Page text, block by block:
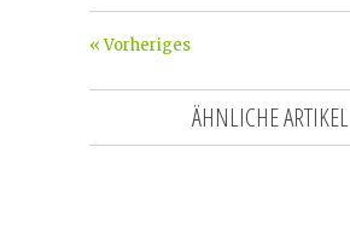
« Vorheriges
ÄHNLICHE ARTIKEL